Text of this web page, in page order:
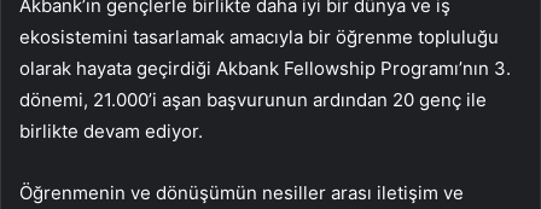
Akbank’ın gençlerle birlikte daha iyi bir dünya ve iş
ekosistemini tasarlamak amacıyla bir öğrenme topluluğu
olarak hayata geçirdiği Akbank Fellowship Programı’nın 3.
dönemi, 21.000’i aşan başvurunun ardından 20 genç ile
birlikte devam ediyor.
Öğrenmenin ve dönüşümün nesiller arası iletişim ve